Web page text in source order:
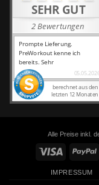
Alle Preise inkl.
Visa
IMPRESSUM